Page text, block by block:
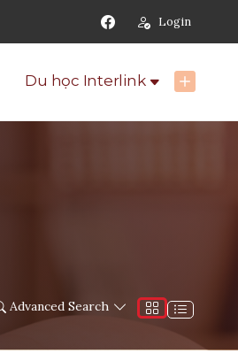
Login
Du học Interlink
Advanced Search